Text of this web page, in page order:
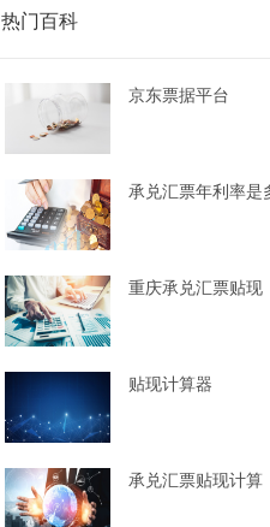
热门百科
京东票据平台
承兑汇票年利率是
重庆承兑汇票贴现
贴现计算器
承兑汇票贴现计算